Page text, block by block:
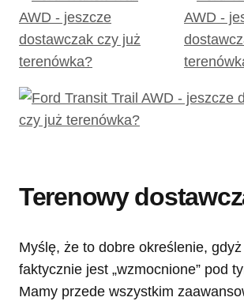
Terenowy
Myślę, że to dobre określenie,
faktycznie jest „wzmocnione” pod
Mamy przede wszystkim